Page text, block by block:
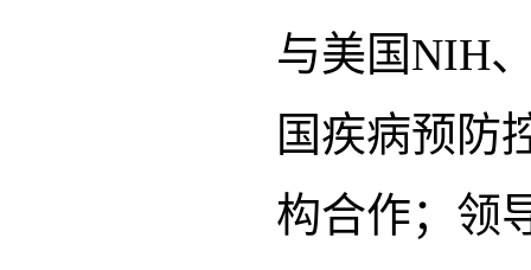
与美国NIH
国疾病预防
构合作；领